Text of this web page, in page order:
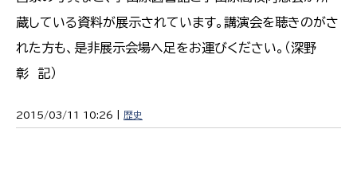
蔵している資料が展示されています。講演会を聴きのがさ
れた方も、是非展示会場へ足をお運びください。（深野
彰 記）
2015/03/11 10:26 | 歴史